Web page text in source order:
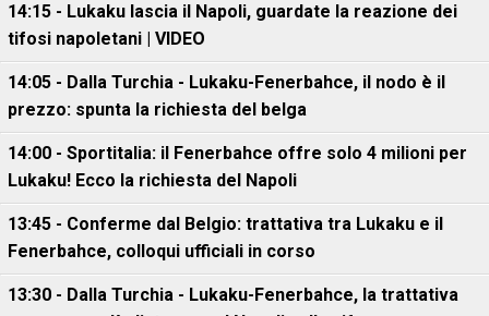
14:15 - Lukaku lascia il Napoli, guardate la reazione dei
tifosi napoletani | VIDEO
14:05 - Dalla Turchia - Lukaku-Fenerbahce, il nodo è il
prezzo: spunta la richiesta del belga
14:00 - Sportitalia: il Fenerbahce offre solo 4 milioni per
Lukaku! Ecco la richiesta del Napoli
13:45 - Conferme dal Belgio: trattativa tra Lukaku e il
Fenerbahce, colloqui ufficiali in corso
13:30 - Dalla Turchia - Lukaku-Fenerbahce, la trattativa